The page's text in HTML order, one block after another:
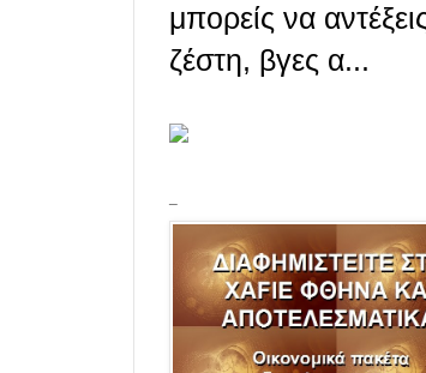
μπορείς να
ζέστη, βγες α...